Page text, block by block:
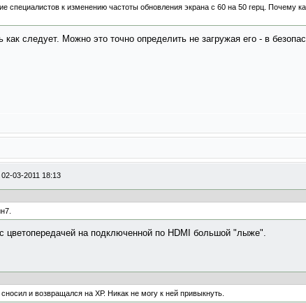
специалистов к изменению частоты обновления экрана с 60 на 50 герц. Почему
как следует. Можно это точно определить не загружая его - в
02-03-2011 18:13
на подключенной по HDMI большой "лыже".
и возвращался на ХР. Никак не могу к ней привыкнуть.